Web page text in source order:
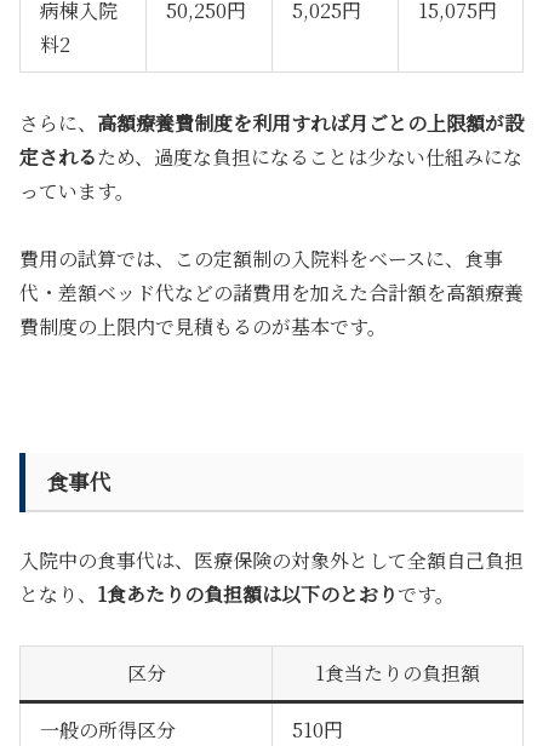
病棟入院
料2
50,250円 5,025円 15,075円
さらに、 高額療養費制度を利用すれば月ごとの上限額が設
定されるため、過度な負担になることは少ない仕組みにな
っています。
費用の試算では、この定額制の入院料をベースに、食事
代・差額ベッド代などの諸費用を加えた合計額を高額療養
費制度の上限内で見積もるのが基本です。
食事代
入院中の食事代は、医療保険の対象外として全額自己負担
となり、 1食あたりの負担額は以下のとおりです。
区分 1食当たりの負担額
一般の所得区分
510円